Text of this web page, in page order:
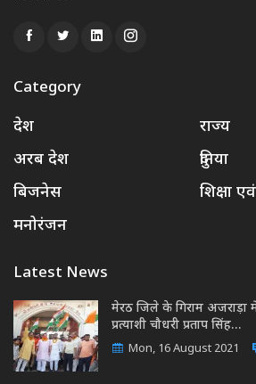
Category
देश
राज्य
अरब देश
दुनिया
बिजनेस
शिक्षा
मनोरंजन
Latest News
मेरठ जिले के गिराम अजराड़ा
प्रत्याशी चौधरी प्रताप सिंह…
Mon, 16 August 2021